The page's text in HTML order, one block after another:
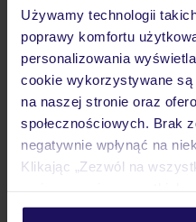
Używamy technologii
poprawy komfortu
personalizowania
cookie wykorzystywane
na naszej stronie oraz
społecznościowych. Brak
negatywnie wpłynąć na
Klikając „Zezwól na
personalizować swój
Hotel
Opinie
Pokoje